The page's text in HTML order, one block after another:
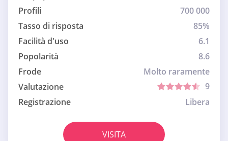
Profili
700 000
Tasso di risposta
85%
Facilità d'uso
6.1
Popolarità
8.6
Frode
Molto raramente
Valutazione
9
Registrazione
Libera
VISITA